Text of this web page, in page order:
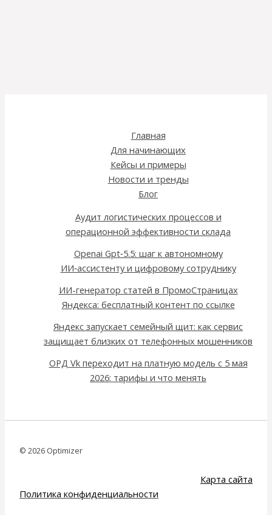
Главная
Для начинающих
Кейсы и примеры
Новости и тренды
Блог
Аудит логистических процессов и
операционной эффективности склада
Openai Gpt‑5.5: шаг к автономному
ИИ‑ассистенту и цифровому сотруднику
ИИ-генератор статей в ПромоСтраницах
Яндекса: бесплатный контент по ссылке
Яндекс запускает семейный щит: как сервис
защищает близких от телефонных мошенников
ОРД Vk переходит на платную модель с 5 мая
2026: тарифы и что менять
© 2026 Optimizer
Карта сайта
Политика конфиденциальности